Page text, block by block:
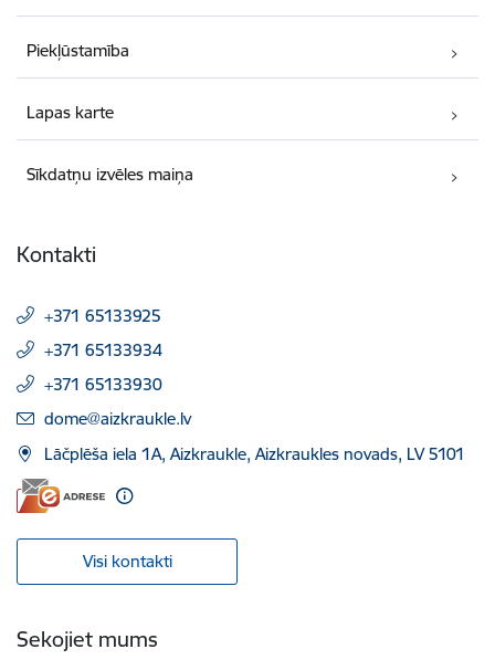
Piekļūstamība
Lapas karte
Sīkdatņu izvēles maiņa
Kontakti
+371 65133925
+371 65133934
+371 65133930
E-pasts:
dome@aizkraukle.lv
Lāčplēša iela 1A, Aizkraukle, Aizkraukles novads, LV 5101
Visi kontakti
Sekojiet mums